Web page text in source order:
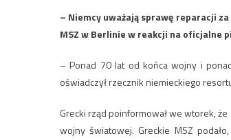
– Niemcy uważają sprawę reparacji
MSZ w Berlinie w reakcji na oficjalne
– Ponad 70 lat od końca wojny i
oświadczył rzecznik niemieckiego
Grecki rząd poinformował we wtorek,
wojny światowej. Greckie MSZ